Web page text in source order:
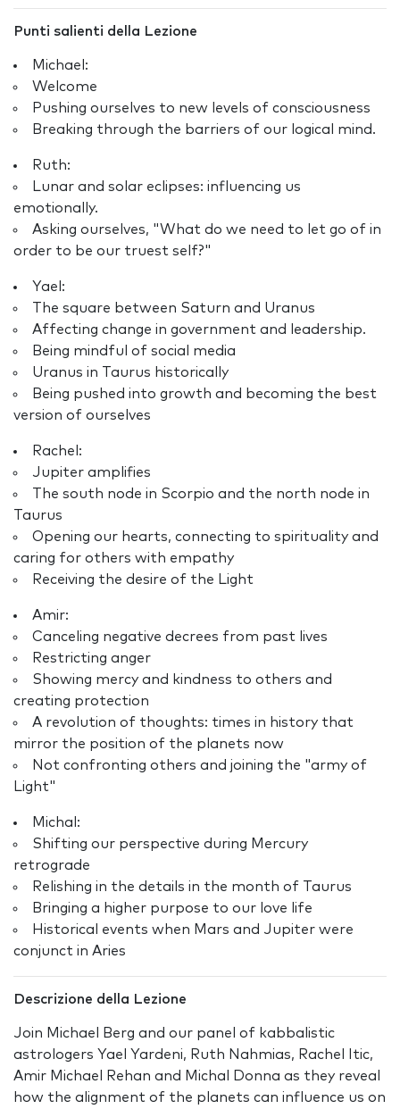
Punti salienti della Lezione
Michael:
Welcome
Pushing ourselves to new levels of consciousness
Breaking through the barriers of our logical mind.
Ruth:
Lunar and solar eclipses: influencing us
emotionally.
Asking ourselves, "What do we need to let go of in
order to be our truest self?"
Yael:
The square between Saturn and Uranus
Affecting change in government and leadership.
Being mindful of social media
Uranus in Taurus historically
Being pushed into growth and becoming the best
version of ourselves
Rachel:
Jupiter amplifies
The south node in Scorpio and the north node in
Taurus
Opening our hearts, connecting to spirituality and
caring for others with empathy
Receiving the desire of the Light
Amir:
Canceling negative decrees from past lives
Restricting anger
Showing mercy and kindness to others and
creating protection
A revolution of thoughts: times in history that
mirror the position of the planets now
Not confronting others and joining the "army of
Light"
Michal:
Shifting our perspective during Mercury
retrograde
Relishing in the details in the month of Taurus
Bringing a higher purpose to our love life
Historical events when Mars and Jupiter were
conjunct in Aries
Descrizione della Lezione
Join Michael Berg and our panel of kabbalistic
astrologers Yael Yardeni, Ruth Nahmias, Rachel Itic,
Amir Michael Rehan and Michal Donna as they reveal
how the alignment of the planets can influence us on